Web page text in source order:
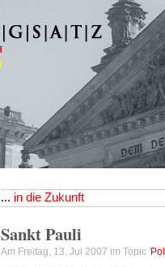
... in die Zukunft
Sankt Pauli
Am Freitag, 13. Jul 2007 im Topic '